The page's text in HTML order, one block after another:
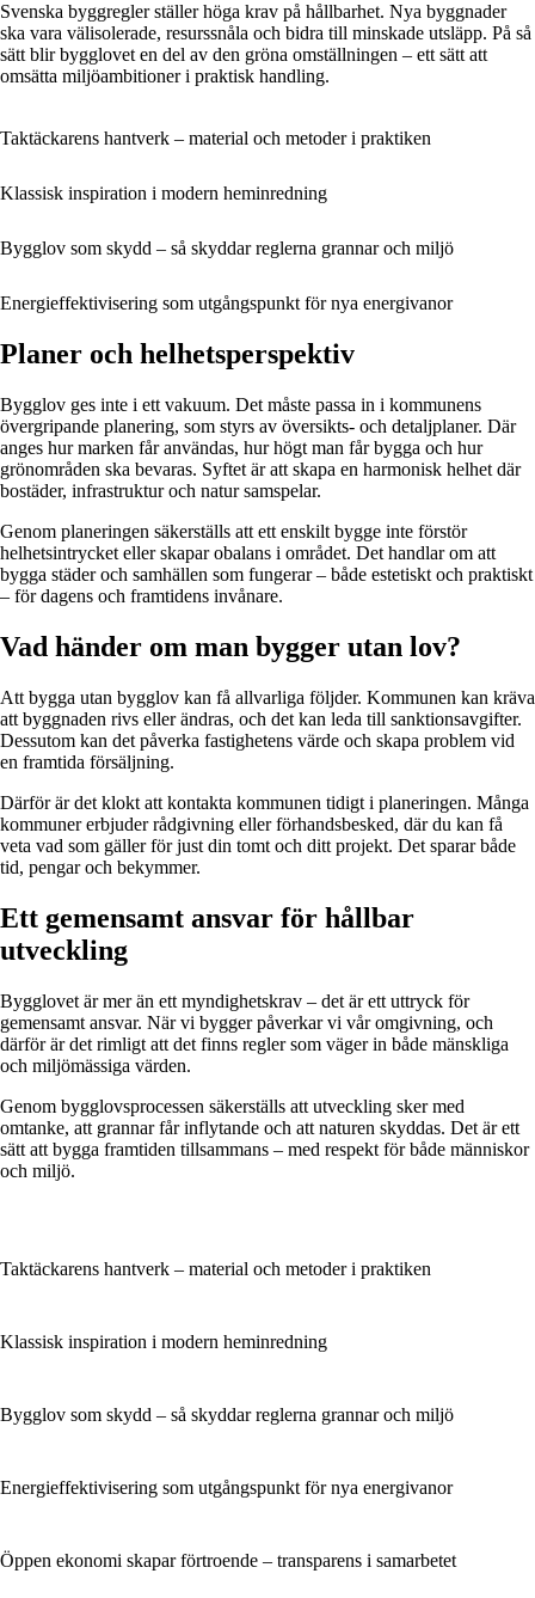
Svenska byggregler ställer höga krav på hållbarhet. Nya byggnader
ska vara välisolerade, resurssnåla och bidra till minskade utsläpp. På så
sätt blir bygglovet en del av den gröna omställningen – ett sätt att
omsätta miljöambitioner i praktisk handling.
Taktäckarens hantverk – material och metoder i praktiken
Klassisk inspiration i modern heminredning
Bygglov som skydd – så skyddar reglerna grannar och miljö
Energieffektivisering som utgångspunkt för nya energivanor
Planer och helhetsperspektiv
Bygglov ges inte i ett vakuum. Det måste passa in i kommunens
övergripande planering, som styrs av översikts- och detaljplaner. Där
anges hur marken får användas, hur högt man får bygga och hur
grönområden ska bevaras. Syftet är att skapa en harmonisk helhet där
bostäder, infrastruktur och natur samspelar.
Genom planeringen säkerställs att ett enskilt bygge inte förstör
helhetsintrycket eller skapar obalans i området. Det handlar om att
bygga städer och samhällen som fungerar – både estetiskt och praktiskt
– för dagens och framtidens invånare.
Vad händer om man bygger utan lov?
Att bygga utan bygglov kan få allvarliga följder. Kommunen kan kräva
att byggnaden rivs eller ändras, och det kan leda till sanktionsavgifter.
Dessutom kan det påverka fastighetens värde och skapa problem vid
en framtida försäljning.
Därför är det klokt att kontakta kommunen tidigt i planeringen. Många
kommuner erbjuder rådgivning eller förhandsbesked, där du kan få
veta vad som gäller för just din tomt och ditt projekt. Det sparar både
tid, pengar och bekymmer.
Ett gemensamt ansvar för hållbar
utveckling
Bygglovet är mer än ett myndighetskrav – det är ett uttryck för
gemensamt ansvar. När vi bygger påverkar vi vår omgivning, och
därför är det rimligt att det finns regler som väger in både mänskliga
och miljömässiga värden.
Genom bygglovsprocessen säkerställs att utveckling sker med
omtanke, att grannar får inflytande och att naturen skyddas. Det är ett
sätt att bygga framtiden tillsammans – med respekt för både människor
och miljö.
Taktäckarens hantverk – material och metoder i praktiken
Klassisk inspiration i modern heminredning
Bygglov som skydd – så skyddar reglerna grannar och miljö
Energieffektivisering som utgångspunkt för nya energivanor
Öppen ekonomi skapar förtroende – transparens i samarbetet